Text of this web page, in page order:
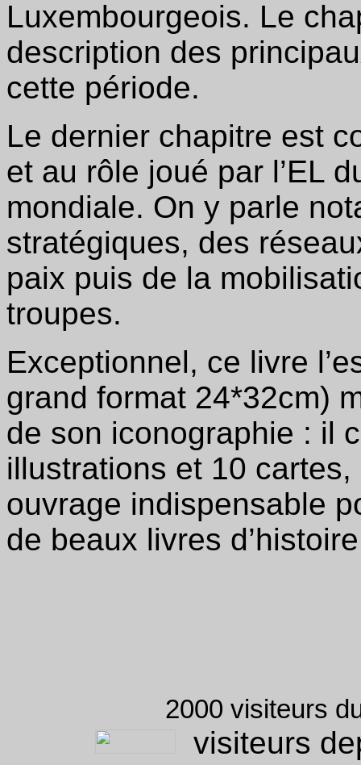
Luxembourgeois. Le
description des
cette période.
Le dernier chapitre est
et au rôle joué par l’EL
mondiale. On y parle
stratégiques, des
paix puis de la
troupes.
Exceptionnel, ce livre
grand format 24*32cm)
de son iconographie : il
illustrations et 10
ouvrage indispensable
de beaux livres
2000 visiteurs
visiteurs